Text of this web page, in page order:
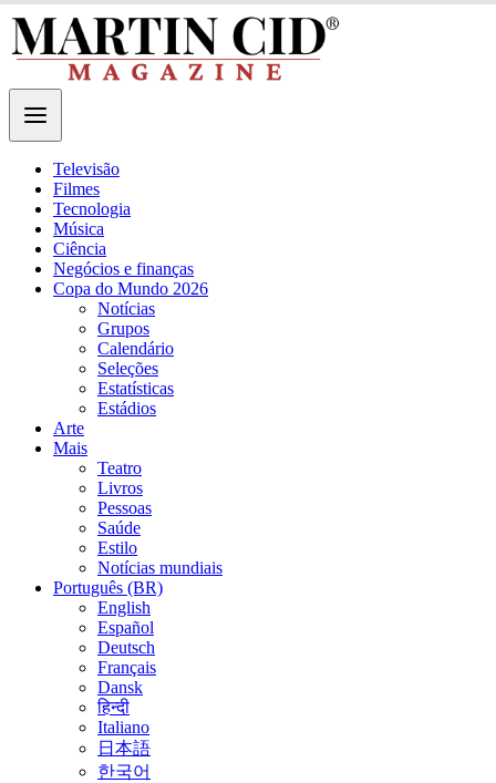
Televisão
Filmes
Tecnologia
Música
Ciência
Negócios e finanças
Copa do Mundo 2026
Notícias
Grupos
Calendário
Seleções
Estatísticas
Estádios
Arte
Mais
Teatro
Livros
Pessoas
Saúde
Estilo
Notícias mundiais
Português (BR)
English
Español
Deutsch
Français
Dansk
हिन्दी
Italiano
日本語
한국어